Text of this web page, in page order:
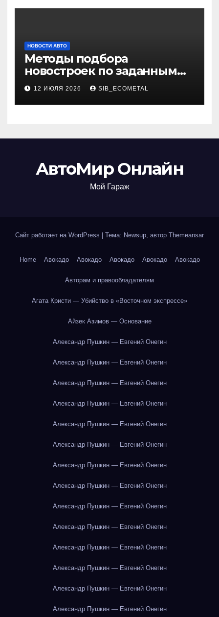
НОВОСТИ АВТО
Методы подбора
новостроек по заданным
критериям
12 ИЮЛЯ 2026 SIB_ECOMETAL
АвтоМир Онлайн
Мой Гараж
Сайт работает на WordPress Тема: Newsup, автор Themeansar
Home Авокадо Авокадо Авокадо Авокадо Авокадо
Авторам и правообладателям
Агата Кристи — Убийство в «Восточном экспрессе»
Айзек Азимов — Основание
Александр Пушкин — Евгений Онегин
Александр Пушкин — Евгений Онегин
Александр Пушкин — Евгений Онегин
Александр Пушкин — Евгений Онегин
Александр Пушкин — Евгений Онегин
Александр Пушкин — Евгений Онегин
Александр Пушкин — Евгений Онегин
Александр Пушкин — Евгений Онегин
Александр Пушкин — Евгений Онегин
Александр Пушкин — Евгений Онегин
Александр Пушкин — Евгений Онегин
Александр Пушкин — Евгений Онегин
Александр Пушкин — Евгений Онегин
Александр Пушкин — Евгений Онегин